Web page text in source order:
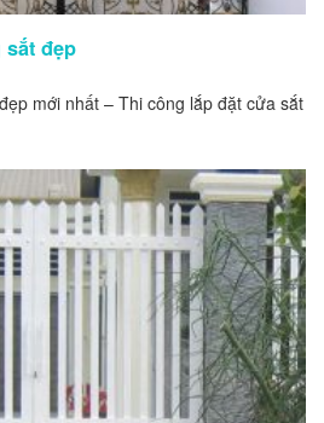
sắt đẹp
mới nhất – Thi công lắp đặt cửa sắt